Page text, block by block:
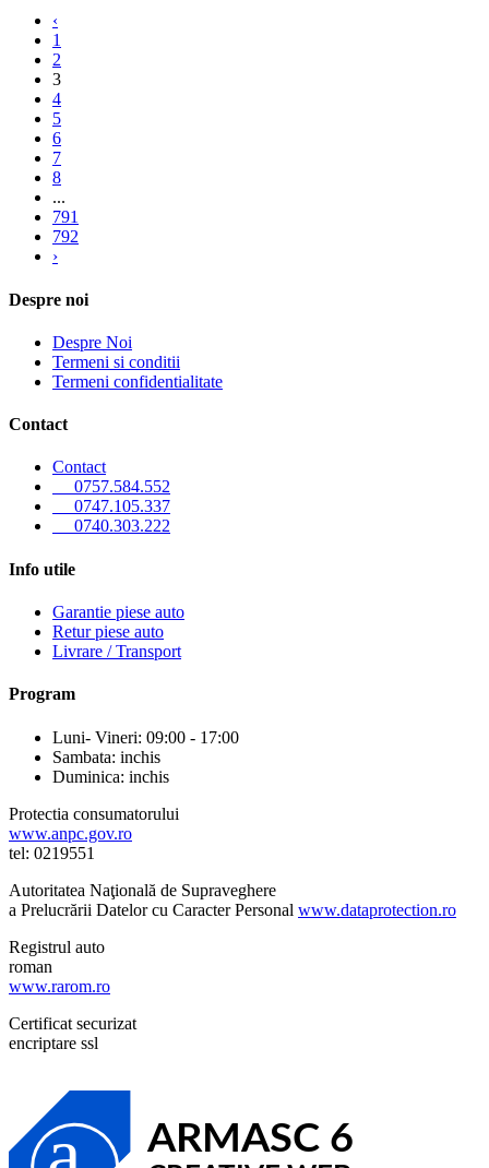
‹
1
2
3
4
5
6
7
8
...
791
792
›
Despre noi
Despre Noi
Termeni si conditii
Termeni confidentialitate
Contact
Contact
0757.584.552
0747.105.337
0740.303.222
Info utile
Garantie piese auto
Retur piese auto
Livrare / Transport
Program
Luni- Vineri: 09:00 - 17:00
Sambata: inchis
Duminica: inchis
Protectia consumatorului
www.anpc.gov.ro
tel: 0219551
Autoritatea Naţională de Supraveghere
a Prelucrării Datelor cu Caracter Personal www.dataprotection.ro
Registrul auto
roman
www.rarom.ro
Certificat securizat
encriptare ssl
ARMASC 6